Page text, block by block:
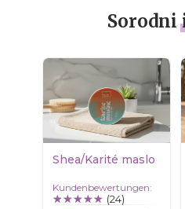
Sorodni
Shea/Karité maslo
Kundenbewertungen:
(24)